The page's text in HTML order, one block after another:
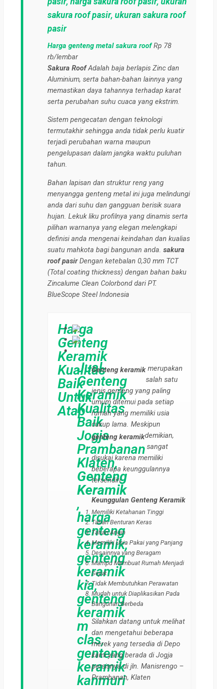
sakura roof pasir,ukuran sakura roof
pasir
Harga genteng metal sakura roofRp 78
rb/lembar
Sakura RoofAdalah baja berlapis Zinc dan
Aluminium, serta bahan-bahan lainnya yang
memastikan daya tahannya terhadap karat
serta perubahan suhu cuaca yang ekstrim.
Sistem pengecatan dengan teknologi
termutakhir sehingga anda tidak perlu kuatir
terjadi perubahan warna maupun
pengelupasan dalam jangka waktu puluhan
tahun.
Bahan lapisan dan struktur reng yang
menyangga genteng metal ini juga melindungi
anda dari suhu dan gangguan berisik suara
hujan. Lekuk liku profilnya yang dinamis serta
pilihan warnanya yang elegan melengkapi
definisi anda mengenai keindahan dan kualias
suatu mahkota bagi bangunan anda.sakura
roof pasirDengan ketebalan 0,30 mm TCT
(Total coating thickness) dengan bahan baku
Zincalume Clean Colorbond dari PT.
BlueScope Steel Indonesia
Harga
Genteng
Keramik
Kualitas
Baik
Untuk
Atap
Jual
Genteng
Keramik
Kualitas
Baik
Jogja
Prambanan
Klaten,
Genteng
Keramik
,
harga
genteng
keramik,
genteng
keramik
kia,
genteng
keramik
m
clas,
genteng
keramik
kanmuri
Genteng keramik merupakan
salah satu
jenis genteng yang paling
umum ditemui pada setiap
rumah yang memiliki usia
cukup lama. Meskipun
demikian,
genteng keramik
sangat
disukai karena memiliki
beberapa keunggulannya
tersendiri.
Keunggulan Genteng Keramik
Memiliki Ketahanan Tinggi
Tahan Benturan Keras
Tahan Angin
Memiliki Usia Pakai yang Panjang
Desainnya yang Beragam
Mampu Membuat Rumah Menjadi
Sejuk
Tidak Membutuhkan Perawatan
Mudah untuk Diaplikasikan Pada
Bangunan Berbeda
Silahkan datang untuk melihat
dan mengetahui beberapa
merek yang tersedia di Depo
kami yang berada di Jogja
persisnya di jln. Manisrengo –
Prambanan, Klaten